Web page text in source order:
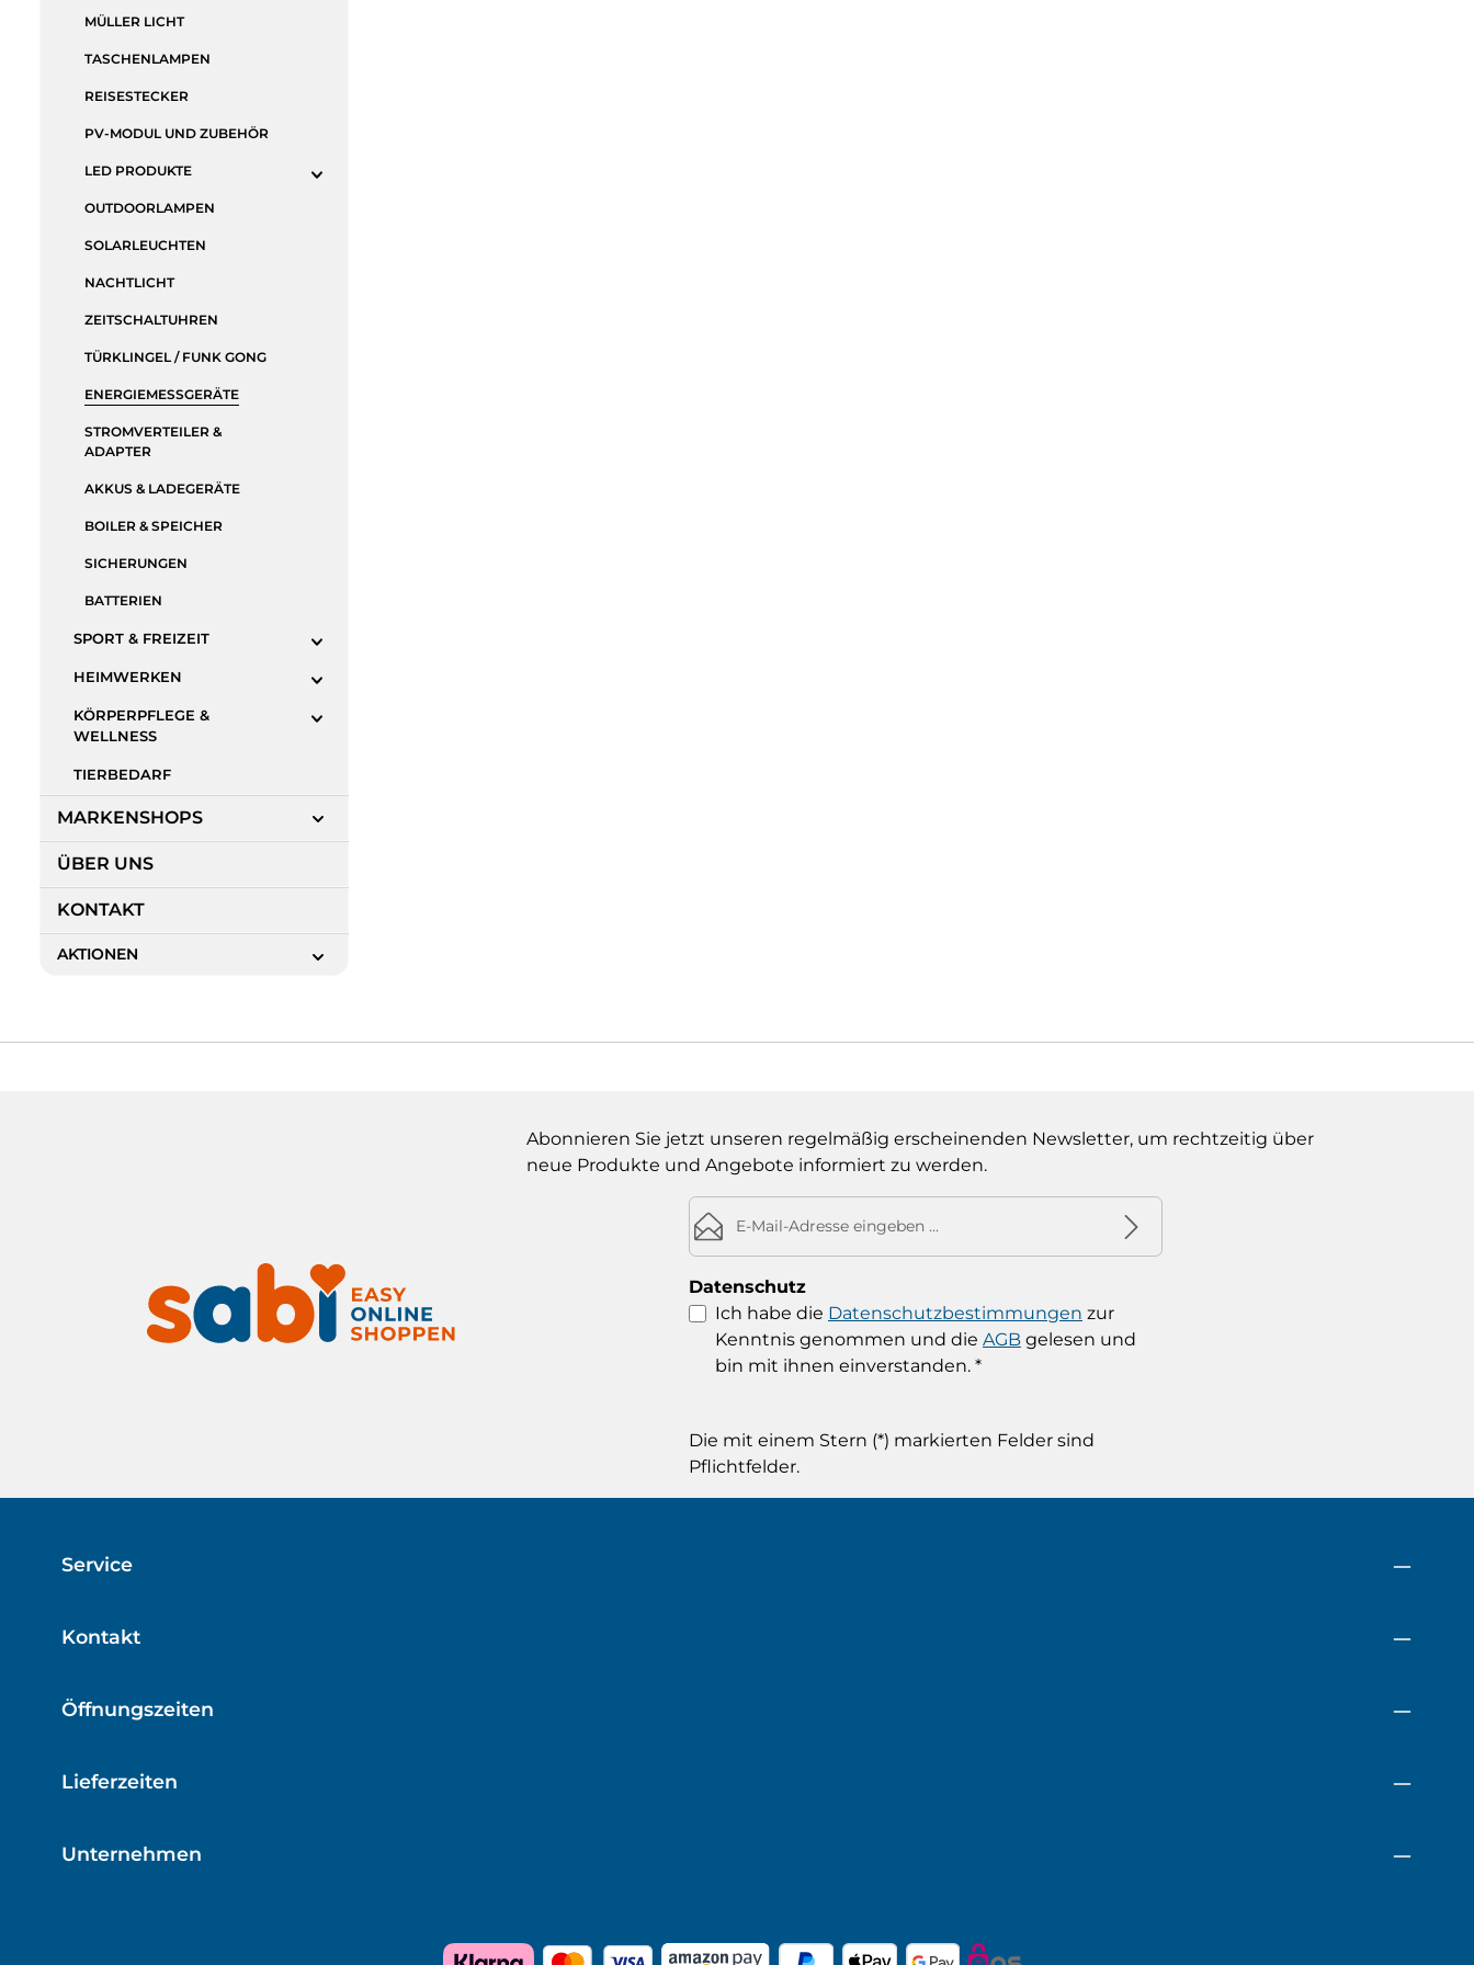
MÜLLER LICHT
TASCHENLAMPEN
REISESTECKER
PV-MODUL UND ZUBEHÖR
LED PRODUKTE
OUTDOORLAMPEN
SOLARLEUCHTEN
NACHTLICHT
ZEITSCHALTUHREN
TÜRKLINGEL / FUNK GONG
ENERGIEMESSGERÄTE
STROMVERTEILER &
ADAPTER
AKKUS & LADEGERÄTE
BOILER & SPEICHER
SICHERUNGEN
BATTERIEN
SPORT & FREIZEIT
HEIMWERKEN
KÖRPERPFLEGE &
WELLNESS
TIERBEDARF
MARKENSHOPS
ÜBER UNS
KONTAKT
AKTIONEN
Abonnieren Sie jetzt unseren regelmäßig erscheinenden Newsletter, um rechtzeitig über
neue Produkte und Angebote informiert zu werden.
E-Mail-Adresse*
Datenschutz
Ich habe die Datenschutzbestimmungen zur
Kenntnis genommen und die AGBgelesen und
bin mit ihnen einverstanden. *
Die mit einem Stern (*) markierten Felder sind
Pflichtfelder.
Kontakt
Öffnungszeiten
Service
Unternehmen
Lieferzeiten